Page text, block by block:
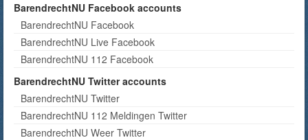
BarendrechtNU Facebook accounts
BarendrechtNU Facebook
BarendrechtNU Live Facebook
BarendrechtNU 112 Facebook
BarendrechtNU Twitter accounts
BarendrechtNU Twitter
BarendrechtNU 112 Meldingen Twitter
BarendrechtNU Weer Twitter